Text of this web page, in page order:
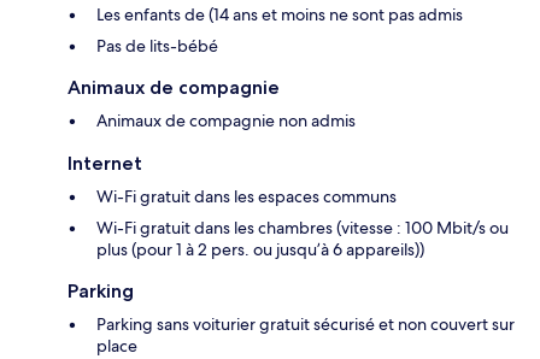
Les enfants de (14 ans et moins ne sont pas admis
Pas de lits-bébé
Animaux de compagnie
Animaux de compagnie non admis
Internet
Wi-Fi gratuit dans les espaces communs
Wi-Fi gratuit dans les chambres (vitesse : 100 Mbit/s ou
plus (pour 1 à 2 pers. ou jusqu’à 6 appareils))
Parking
Parking sans voiturier gratuit sécurisé et non couvert sur
place